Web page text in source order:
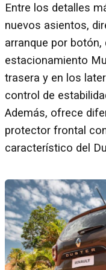
Entre los detalles
nuevos asientos,
arranque por
estacionamiento
trasera y en los
control de
Además, ofrece
protector frontal
característico del